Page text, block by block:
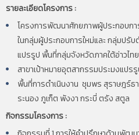
รายละเอียดโครงการ :
โครงการพัฒนาศักยภาพผู้ประกอบก
ในกลุ่มผู้ประกอบการใหม่และ กลุ่มป
แปรรูป พื้นที่กลุ่มจังหวัดภาคใต้อ่าวไทย
สาขาเป้าหมายอุตสากรรมประมงแปร
พื้นที่การดำเนินงาน ชุมพร สุราษฎร์
ระนอง ภูเก็ต พังงา กระบี่ ตรัง สตูล
กิจกรรมโครงการ :